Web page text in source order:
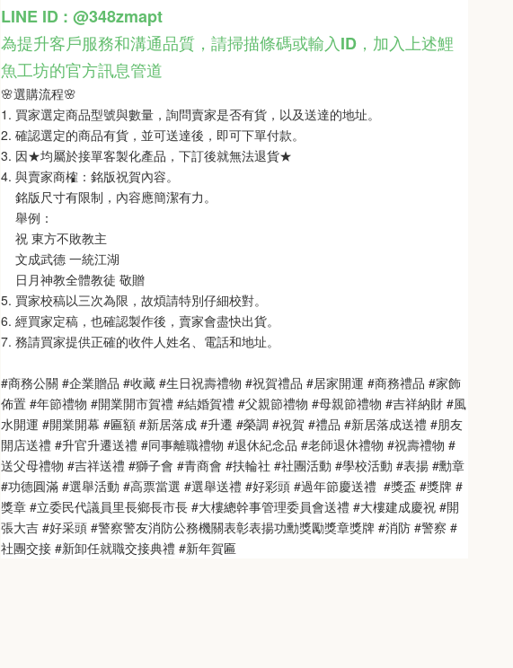
LINE ID : @348zmapt
為提升客戶服務和溝通品質，請掃描條碼或輸入ID ， 加入上述鯉
魚工坊的官方訊息管道
🌸選購流程🌸
1. 買家選定商品型號與數量，詢問賣家是否有貨，以及送達的地址。
2. 確認選定的商品有貨，並可送達後，即可下單付款。
3. 因★均屬於接單客製化產品，下訂後就無法退貨★
4. 與賣家商榷：銘版祝賀內容。
銘版尺寸有限制，內容應簡潔有力。
舉例：
祝 東方不敗教主
文成武德 一統江湖
日月神教全體教徒 敬贈
5. 買家校稿以三次為限，故煩請特別仔細校對。
6. 經買家定稿，也確認製作後，賣家會盡快出貨。
7. 務請買家提供正確的收件人姓名、電話和地址。
#商務公關 #企業贈品 #收藏 #生日祝壽禮物 #祝賀禮品 #居家開運 #商務禮品 #家飾
佈置 #年節禮物 #開業開市賀禮 #結婚賀禮 #父親節禮物 #母親節禮物 #吉祥納財 #風
水開運 #開業開幕 #匾額 #新居落成 #升遷 #榮調 #祝賀 #禮品 #新居落成送禮 #朋友
開店送禮 #升官升遷送禮 #同事離職禮物 #退休紀念品 #老師退休禮物 #祝壽禮物 #
送父母禮物 #吉祥送禮 #獅子會 #青商會 #扶輪社 #社團活動 #學校活動 #表揚 #勳章
#功德圓滿 #選舉活動 #高票當選 #選舉送禮 #好彩頭 #過年節慶送禮  #獎盃 #獎牌 #
獎章 #立委民代議員里長鄉長市長 #大樓總幹事管理委員會送禮 #大樓建成慶祝 #開
張大吉 #好采頭 #警察警友消防公務機關表彰表揚功勳獎勵獎章獎牌 #消防 #警察 #
社團交接 #新卸任就職交接典禮 #新年賀匾